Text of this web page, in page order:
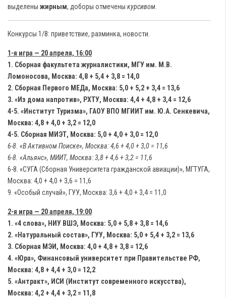
выделены жирным, доборы отмечены курсивом
Конкурсы 1/8: приветствие, разминка, новости.
1-я игра — 20 апреля, 16:00
1. Сборная факультета журналистики, МГУ им. М.В.
Ломоносова, Москва: 4,8 + 5,4 + 3,8 = 14,0
2. Сборная Первого МЕДа, Москва: 5,0 + 5,2 + 3,4 = 13,6
3. «Из дома напротив», РХТУ, Москва: 4,4 + 4,8 + 3,4 = 12,6
4-5. «Институт Туризма», ГАОУ ВПО МГИИТ им. Ю.А. Сенкевича,
Москва: 4,8 + 4,0 + 3,2 = 12,0
4-5. Сборная МИЭТ, Москва: 5,0 + 4,0 + 3,0 = 12,0
6-8. «В Активном Поиске», Москва: 4,6 + 4,0 + 3,0 = 11,6
6-8. «Альянс», МИИТ, Москва: 3,8 + 4,6 + 3,2 = 11,6
6-8. «СУГА (Сборная Университета гражданской авиации)», МГТУГА,
Москва: 4,0 + 4,0 + 3,6 = 11,6
9. «Особый случай», ГУУ, Москва: 3,6 + 4,0 + 3,4 = 11,0
2-я игра — 20 апреля, 19:00
1. «4 слова», НИУ ВШЭ, Москва: 5,0 + 5,8 + 3,8 = 14,6
2. «Натуральный состав», ГУУ, Москва: 5,0 + 5,4 + 3,2 = 13,6
3. Сборная МЭИ, Москва: 4,0 + 4,8 + 3,8 = 12,6
4. «Юра», Финансовый университет при Правительстве РФ,
Москва: 4,8 + 4,4 + 3,0 = 12,2
5. «Антракт», ИСИ (Институт современного искусства),
Москва: 4,2 + 4,4 + 3,2 = 11,8